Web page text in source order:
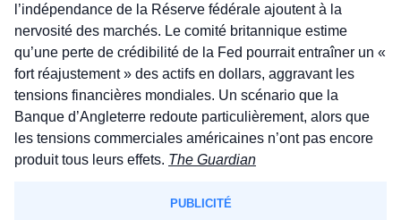
l’indépendance de la Réserve fédérale ajoutent à la
nervosité des marchés. Le comité britannique estime
qu’une perte de crédibilité de la Fed pourrait entraîner un «
fort réajustement » des actifs en dollars, aggravant les
tensions financières mondiales. Un scénario que la
Banque d’Angleterre redoute particulièrement, alors que
les tensions commerciales américaines n’ont pas encore
produit tous leurs effets. The Guardian
PUBLICITÉ